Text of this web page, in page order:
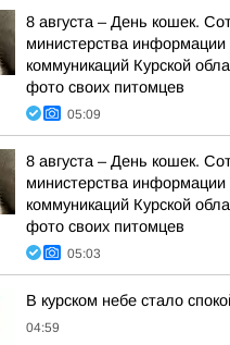
8 августа – День кошек.
министерства
коммуникаций Курской
фото своих питомцев
05:09
8 августа – День кошек.
министерства
коммуникаций Курской
фото своих питомцев
05:03
В курском небе стало
04:59